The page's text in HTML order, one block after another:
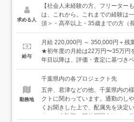
に育てます。＜具体的には…＞●安
人さんが怪我をしないように危険
前に周知したり、熱中症にならな
造られているかを確認し、写真を
●スケジュール管理：工事スケジ
うに、作業内容や材料の搬入時間
の勤務経験がない方は、挨拶や敬
マナーから習得することができま
TODOリストの作成方法等、仕事
本だってイチから学ぶことができ
も入社後にじっくり覚えていきま
求める人
【社会人未経験の方、フリーター
は、これから。これまでの経験は
須＞・高卒以上・35歳までの方（
め）＜歓迎＞・普通自動車免許を
OK）・みんなで力を合わせて何か
みたい方・自分の将来をより良い
一歩学んでいきたい方居酒屋スタ
の仲間たちが、経験・知識ゼロか
トで、あなたのキャリアを全力で応
給与
月給 220,000円 ～ 350,000円＋残
★初年度の月給は22万円〜35万円
年目以降は、評価・査定に基づき
ます。【年収例】年収450万円：
（賞与・残業代含む）年収500万円
目（賞与・残業代・各種手当含む
未経験入社11年目（賞与・残業代
勤務地
千葉県内の各プロジェクト先
五井、君津などの他、千葉県内の
クトに関わっています。通勤のし
くお聞きした上で、配属先を決
ターン大歓迎／研修期間中はオン